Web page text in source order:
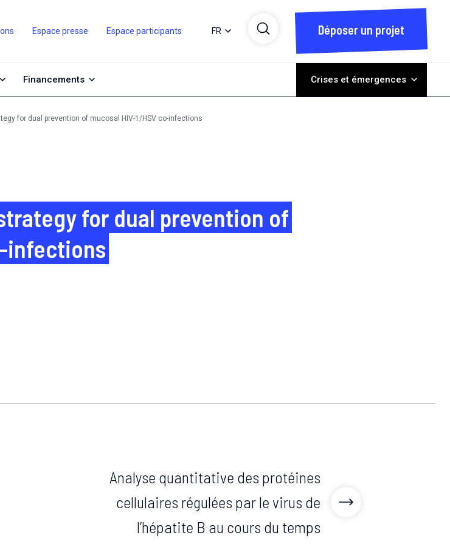
Espace presse Espace participants FR Déposer un projet
Financements Crises et émergences
for dual prevention of mucosal HIV-1/HSV co-infections
for dual prevention of
infections
Analyse quantitative des protéines
cellulaires régulées par le virus de
l’hépatite B au cours du temps